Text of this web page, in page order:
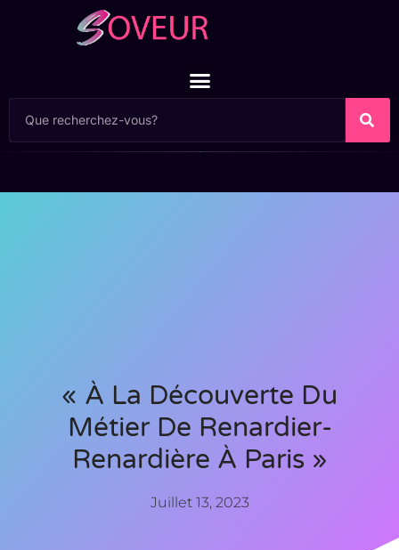
« À La Découverte Du
Métier De Renardier-
Renardière À Paris »
Juillet 13, 2023